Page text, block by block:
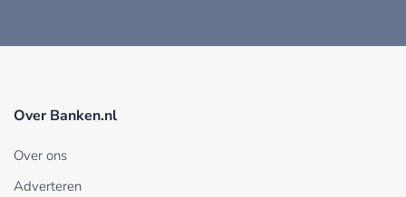
Over Banken.nl
Over ons
Adverteren